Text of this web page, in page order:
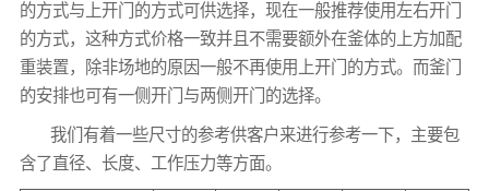
的方式与上开门的方式可供选择，现在一般推荐使用左右开门
的方式，这种方式价格一致并且不需要额外在釜体的上方加配
重装置，除非场地的原因一般不再使用上开门的方式。而釜门
的安排也可有一侧开门与两侧开门的选择。
我们有着一些尺寸的参考供客户来进行参考一下，主要包
含了直径、长度、工作压力等方面。